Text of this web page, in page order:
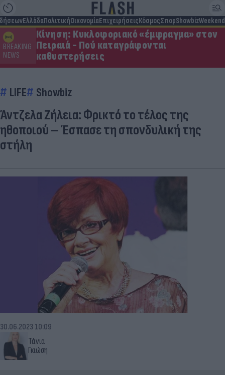
ΕλλάδαΠολιτικήΟικονομίαΕπιχειρήσειςΚόσμοςΣπορShowbizWeekend
BREAKING
NEWS
Κίνηση: Κυκλοφοριακό «έμφραγμα» στον
Πειραιά - Πού καταγράφονται
καθυστερήσεις
LIFE Showbiz
Άντζελα Ζήλεια: Φρικτό το τέλος της
ηθοποιού – Έσπασε τη σπονδυλική της
στήλη
Τάνια
Γκιώση
30.06.2023 10:09